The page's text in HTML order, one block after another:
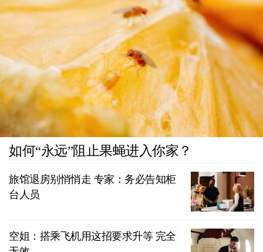
如何“永远”阻止果蝇进入你家？
旅馆退房别悄悄走 专家：务必告知柜
台人员
空姐：搭乘飞机用这招要求升等 完全